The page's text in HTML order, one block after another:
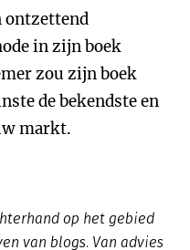
ontzettend
in zijn boek
zou zijn boek
de bekendste en
markt.
op het gebied
van blogs. Van advies